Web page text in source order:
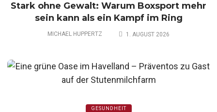
Stark ohne Gewalt: Warum Boxsport mehr
sein kann als ein Kampf im Ring
MICHAEL HUPPERTZ 1. AUGUST 2026
GESUNDHEIT